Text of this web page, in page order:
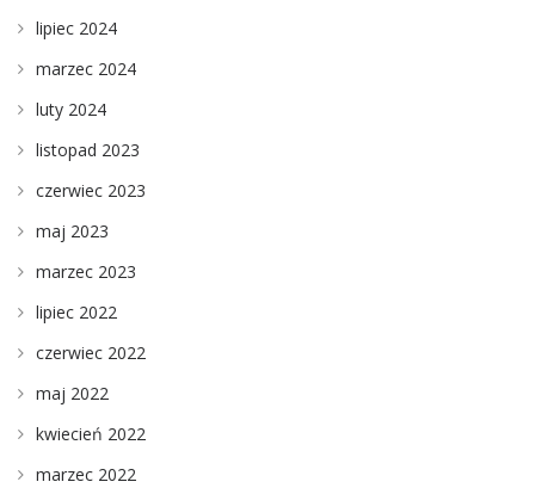
lipiec 2024
marzec 2024
luty 2024
listopad 2023
czerwiec 2023
maj 2023
marzec 2023
lipiec 2022
czerwiec 2022
maj 2022
kwiecień 2022
marzec 2022